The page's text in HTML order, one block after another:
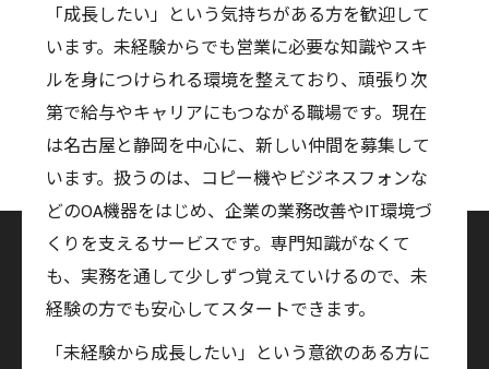
「成長したい」という気持ちがある方を歓迎して
います。未経験からでも営業に必要な知識やスキ
ルを身につけられる環境を整えており、頑張り次
第で給与やキャリアにもつながる職場です。現在
は名古屋と静岡を中心に、新しい仲間を募集して
います。扱うのは、コピー機やビジネスフォンな
どのOA機器をはじめ、企業の業務改善やIT環境づ
くりを支えるサービスです。専門知識がなくて
も、実務を通して少しずつ覚えていけるので、未
経験の方でも安心してスタートできます。
「未経験から成長したい」という意欲のある方に